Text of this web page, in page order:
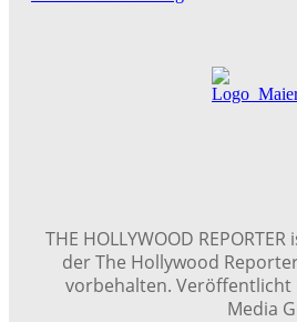
THE HOLLYWOOD
der The Hollywood
vorbehalten. Veröffentlicht
Media